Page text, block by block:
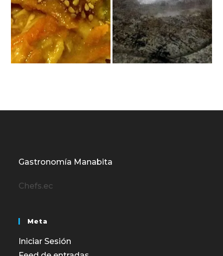
Gastronomía Manabita
Chefs.ec
Meta
Iniciar Sesión